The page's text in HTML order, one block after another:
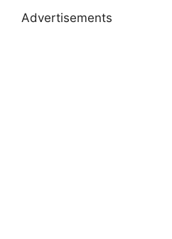
Advertisements